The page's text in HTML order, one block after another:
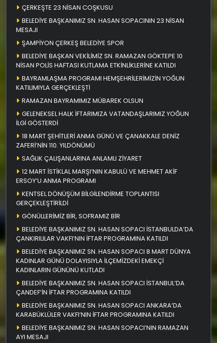
ÇERKEŞTE 23 NİSAN COŞKUSU
BELEDİYE BAŞKANIMIZ SN. HASAN SOPACININ 23 NİSAN
MESAJI
ŞAMPİYON ÇERKEŞ BELEDİYE SPOR
BELEDİYE BAŞKAN VEKİLİMİZ SN. RAMAZAN GÖKTEPE 10
NİSAN POLİS HAFTASI KUTLAMA ETKİNLİKLERİNE KATILDI
BAYRAMLAŞMA PROGRAMI HEMŞEHRİLERİMİZİN YOĞUN
KATILIMIYLA GERÇEKLEŞTİ
RAMAZAN BAYRAMIMIZ MÜBAREK OLSUN
GELENEKSEL HALK İFTARIMIZA VATANDAŞLARIMIZ YOĞUN
İLGİ GÖSTERDİ
18 MART ŞEHİTLERİ ANMA GÜNÜ VE ÇANAKKALE DENİZ
ZAFERİ’NİN 110. YILDÖNÜMÜ
SAĞLIK ÇALIŞANLARINA ANLAMLI ZİYARET
12 MART İSTİKLAL MARŞI’NIN KABULÜ VE MEHMET AKİF
ERSOY’U ANMA PROGRAMI
KENTSEL DÖNÜŞÜM BİLGİLENDİRME TOPLANTISI
GERÇEKLEŞTİRİLDİ
GÖNÜLLERİMİZ BİR, SOFRAMIZ BİR
BELEDİYE BAŞKANIMIZ SN. HASAN SOPACI İSTANBULDA’DA
ÇANKIRILILAR VAKFI’NIN İFTAR PROGRAMINA KATILDI
BELEDİYE BAŞKANIMIZ SN. HASAN SOPACI 8 MART DÜNYA
KADINLAR GÜNÜ DOLAYISIYLA İLÇEMİZDEKİ EMEKÇİ
KADINLARIN GÜNÜNÜ KUTLADI
BELEDİYE BAŞKANIMIZ SN. HASAN SOPACI İSTANBUL’DA
ÇANDEF’İN İFTAR PROGRAMINA KATILDI
BELEDİYE BAŞKANIMIZ SN. HASAN SOPACI ANKARA’DA
KARABÜKLÜLER VAKFI’NIN İFTAR PROGRAMINA KATILDI
BELEDİYE BAŞKANIMIZ SN. HASAN SOPACI’NIN RAMAZAN
AYI MESAJI